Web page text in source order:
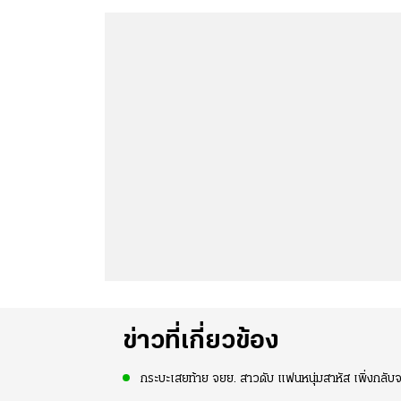
ข่าวที่เกี่ยวข้อง
กระบะเสยท้าย จยย. สาวดับ แฟนหนุ่มสาหัส เพิ่งกลับ